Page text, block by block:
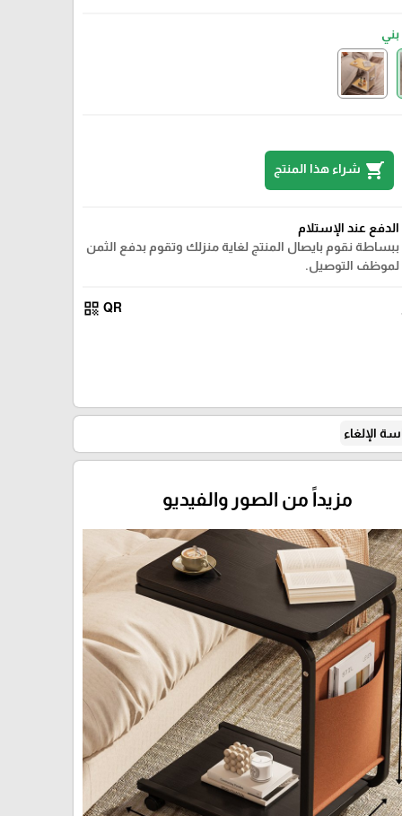
بني
shopping_cart شراء هذا المنتج
الدفع عند الإستلام
ببساطة نقوم بايصال المنتج لغاية منزلك وتقوم بدفع الثمن
لموظف التوصيل.
QR
qr_code
الإلغاء
مزيداً من الصور والفيديو